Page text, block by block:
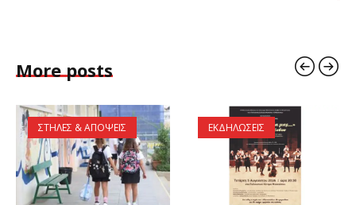
More posts
ΣΤΗΛΕΣ & ΑΠΟΨΕΙΣ ΕΚΔΗΛΩΣΕΙΣ